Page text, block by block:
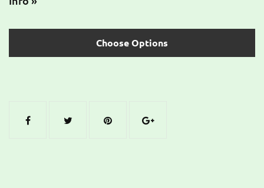
Choose Options